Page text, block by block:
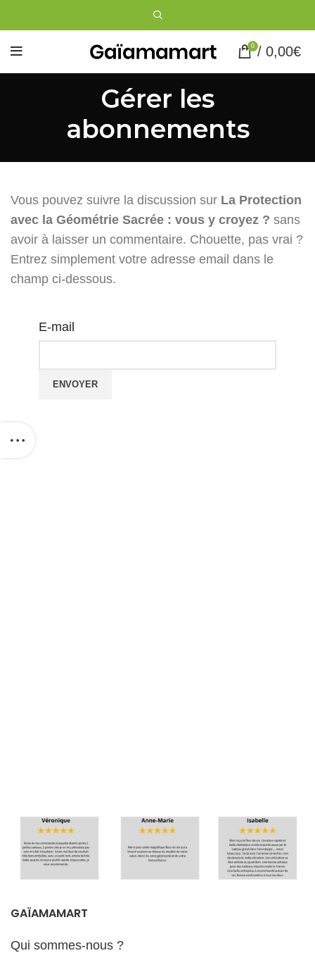
0 / 0,00€
Gérer les
abonnements
Vous pouvez suivre la discussion sur La Protection
avec la Géométrie Sacrée : vous y croyez ? sans
avoir à laisser un commentaire. Chouette, pas vrai ?
Entrez simplement votre adresse email dans le
champ ci-dessous.
E-mail
GAÏAMAMART
Qui sommes-nous ?